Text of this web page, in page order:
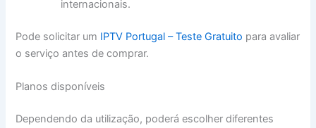
internacionais.
Pode solicitar um IPTV Portugal – Teste Gratuito para avaliar
o serviço antes de comprar.
Planos disponíveis
Dependendo da utilização, poderá escolher diferentes